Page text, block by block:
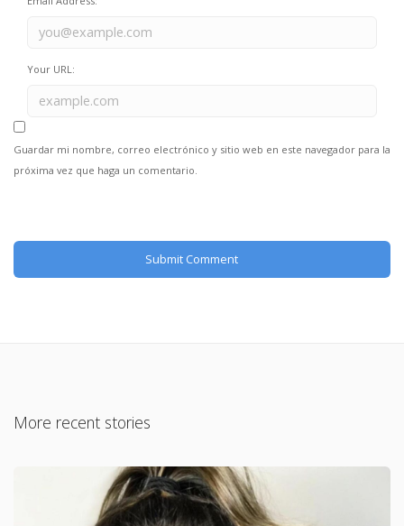
Your URL:
Guardar mi nombre, correo electrónico y sitio web en este navegador para la
próxima vez que haga un comentario.
More recent stories